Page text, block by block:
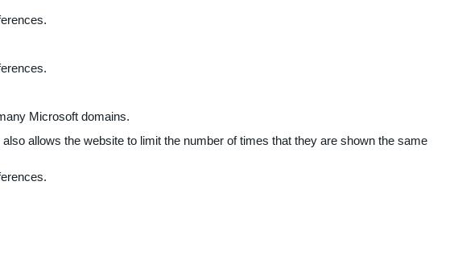
Microsoft domains.
allows the website to limit the number of times that they are shown the same